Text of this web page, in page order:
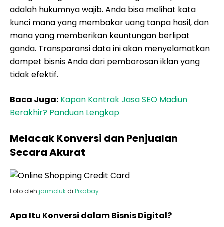
adalah hukumnya wajib. Anda bisa melihat kata
kunci mana yang membakar uang tanpa hasil, dan
mana yang memberikan keuntungan berlipat
ganda. Transparansi data ini akan menyelamatkan
dompet bisnis Anda dari pemborosan iklan yang
tidak efektif.
Baca Juga: Kapan Kontrak Jasa SEO Madiun
Berakhir? Panduan Lengkap
Melacak Konversi dan Penjualan
Secara Akurat
Foto oleh jarmoluk di Pixabay
Apa Itu Konversi dalam Bisnis Digital?